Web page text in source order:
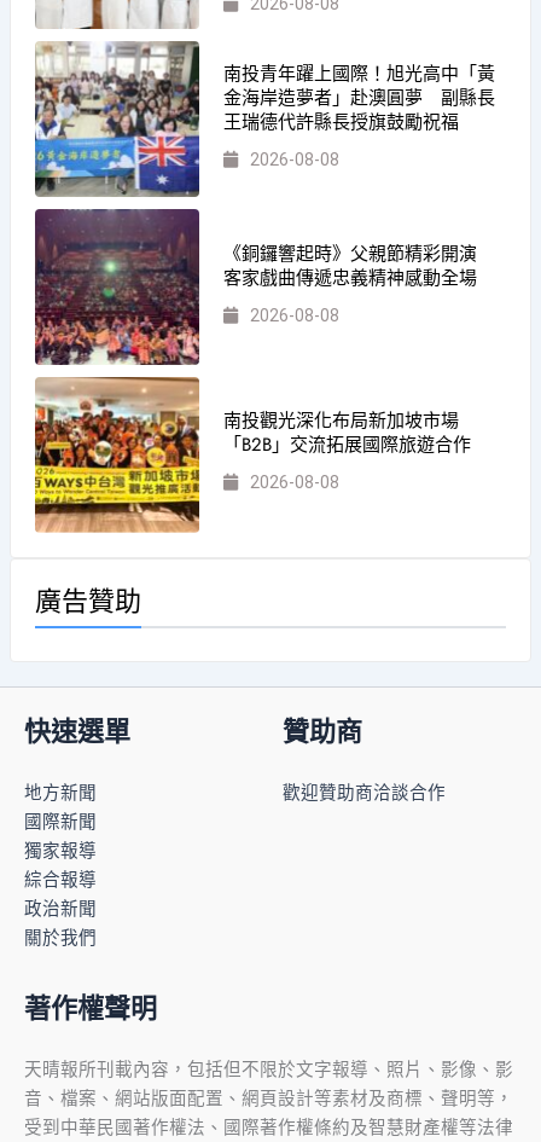
南投青年躍上國際！旭光高中「黃
金海岸造夢者」赴澳圓夢 副縣長
王瑞德代許縣長授旗鼓勵祝福
2026-08-08
《銅鑼響起時》父親節精彩開演
客家戲曲傳遞忠義精神感動全場
2026-08-08
南投觀光深化布局新加坡市場
「B2B」交流拓展國際旅遊合作
2026-08-08
廣告贊助
快速選單
地方新聞
國際新聞
獨家報導
綜合報導
政治新聞
關於我們
贊助商
歡迎贊助商洽談合作
著作權聲明
天晴報所刊載內容，包括但不限於文字報導、照片、影像、影
音、檔案、網站版面配置、網頁設計等素材及商標、聲明等，
受到中華民國著作權法、國際著作權條約及智慧財產權等法律